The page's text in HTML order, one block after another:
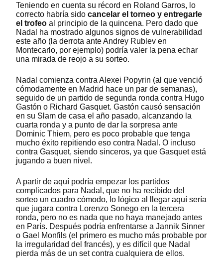
Teniendo en cuenta su récord en Roland Garros, lo
correcto habría sido cancelar el torneo y entregarle
el trofeo al principio de la quincena. Pero dado que
Nadal ha mostrado algunos signos de vulnerabilidad
este año (la derrota ante Andrey Rublev en
Montecarlo, por ejemplo) podría valer la pena echar
una mirada de reojo a su sorteo.
Nadal comienza contra Alexei Popyrin (al que venció
cómodamente en Madrid hace un par de semanas),
seguido de un partido de segunda ronda contra Hugo
Gastón o Richard Gasquet. Gastón causó sensación
en su Slam de casa el año pasado, alcanzando la
cuarta ronda y a punto de dar la sorpresa ante
Dominic Thiem, pero es poco probable que tenga
mucho éxito repitiendo eso contra Nadal. O incluso
contra Gasquet, siendo sinceros, ya que Gasquet está
jugando a buen nivel.
A partir de aquí podría empezar los partidos
complicados para Nadal, que no ha recibido del
sorteo un cuadro cómodo, lo lógico al llegar aquí sería
que jugara contra Lorenzo Sonego en la tercera
ronda, pero no es nada que no haya manejado antes
en París. Después podría enfrentarse a Jannik Sinner
o Gael Monfils (el primero es mucho más probable por
la irregularidad del francés), y es difícil que Nadal
pierda más de un set contra cualquiera de ellos.